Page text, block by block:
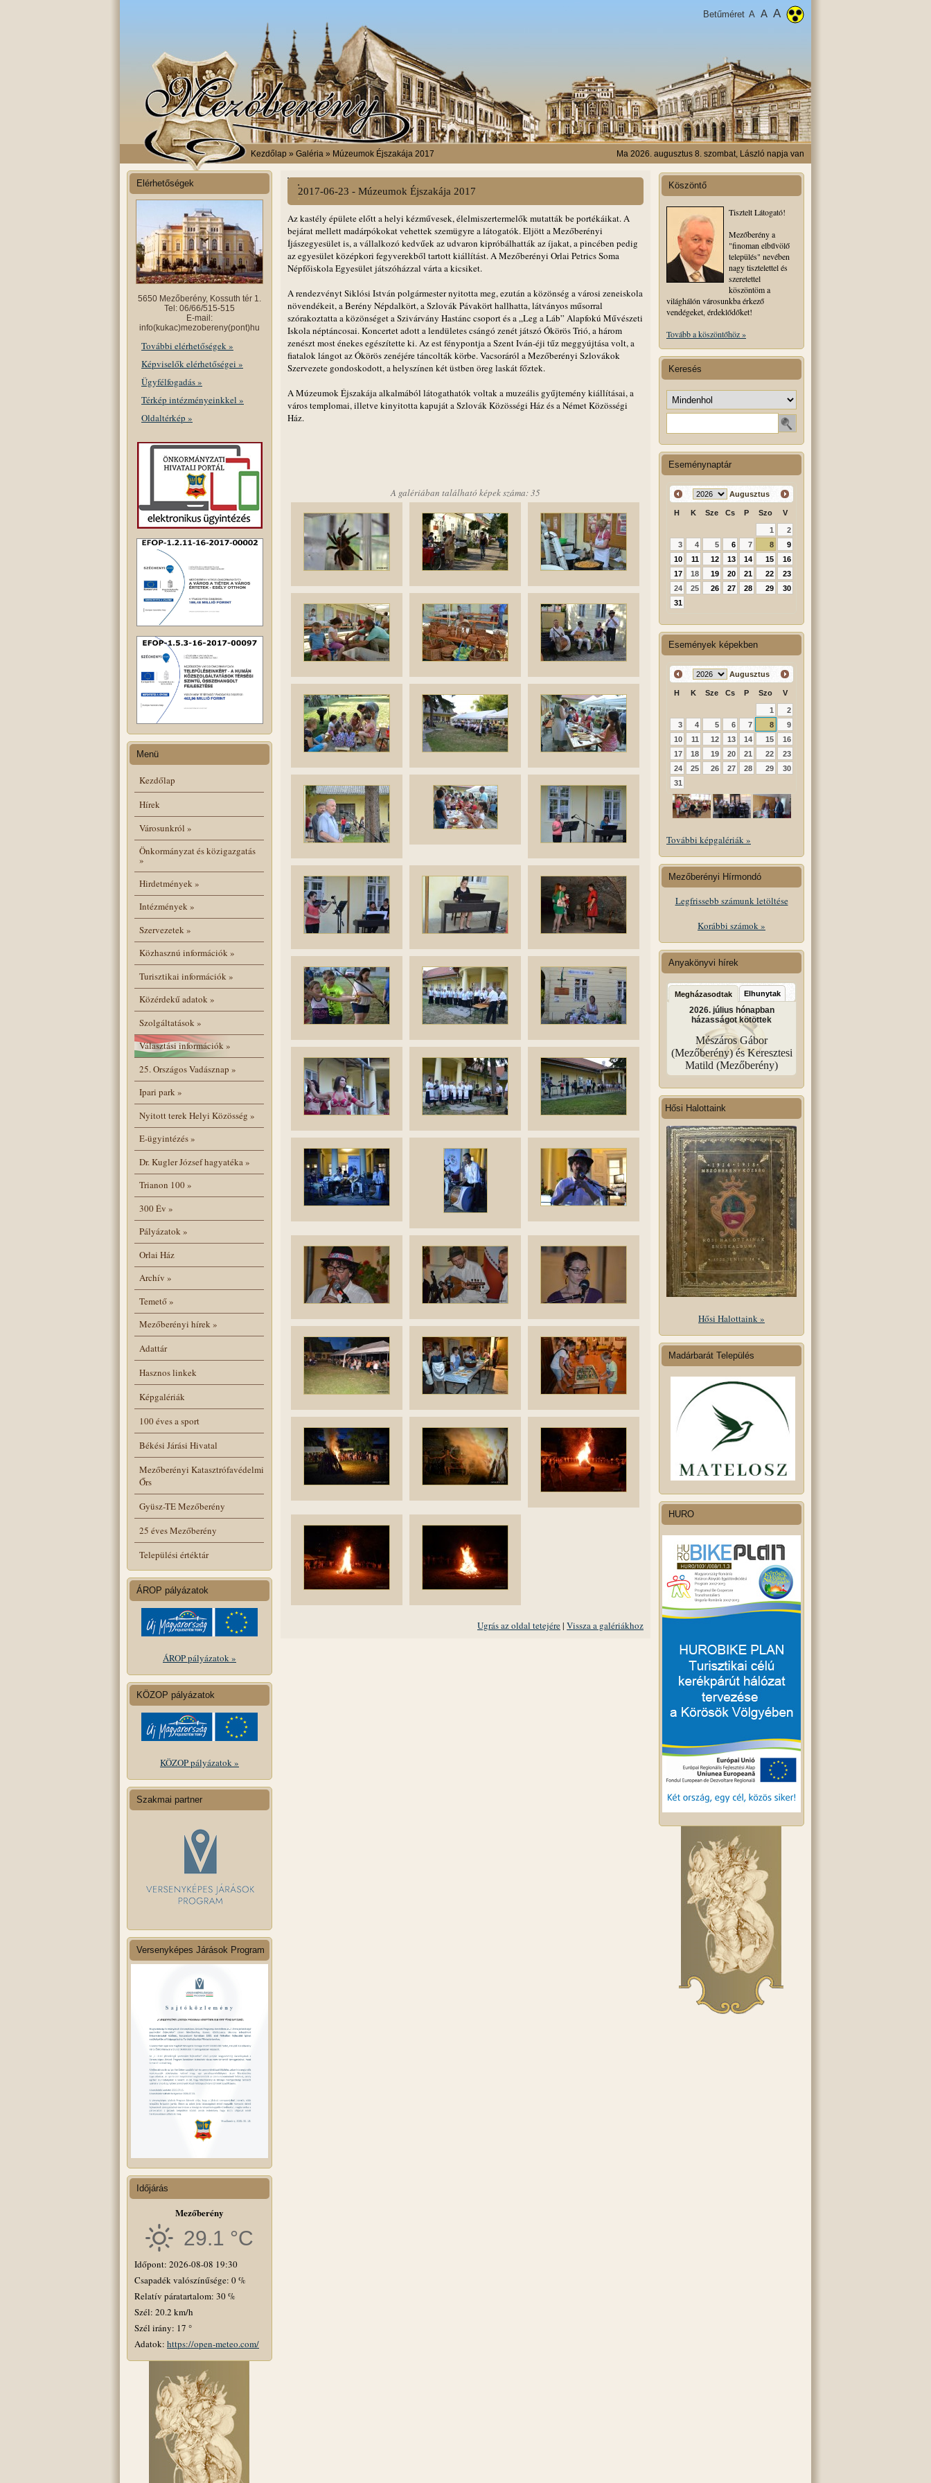
Betűméret A A A
Kezdőlap » Galéria » Múzeumok Éjszakája 2017 Ma 2026. augusztus 8. szombat, László napja van
Elérhetőségek
5650 Mezőberény, Kossuth tér 1.
Tel: 06/66/515-515
E-mail:
info(kukac)mezobereny(pont)hu
További elérhetőségek »
Képviselők elérhetőségei »
Ügyfélfogadás »
Térkép intézményeinkkel »
Oldaltérkép »
Menü
Kezdőlap
Hírek
Városunkról »
Önkormányzat és közigazgatás
»
Hirdetmények»
Intézmények»
Szervezetek»
Közhasznú információk»
Turisztikai információk»
Közérdekű adatok»
Szolgáltatások»
Választási információk»
25. Országos Vadásznap »
Ipari park»
Nyitott terek Helyi Közösség »
E-ügyintézés»
Dr. Kugler József hagyatéka»
Trianon 100»
300 Év »
Pályázatok»
Orlai Ház
Archív »
Temető»
Mezőberényi hírek»
Adattár
Hasznos linkek
Képgalériák
100 éves a sport
Békési Járási Hivatal
Mezőberényi Katasztrófavédelmi
Őrs
Gyüsz-TE Mezőberény
25 éves Mezőberény
Települési értéktár
ÁROP pályázatok
ÁROP pályázatok »
KÖZOP pályázatok
KÖZOP pályázatok »
Szakmai partner
Versenyképes Járások Program
Időjárás
Mezőberény
29.1 °C
Időpont: 2026-08-08 19:30
Csapadék valószínűsége: 0 %
Relatív páratartalom: 30 %
Szél: 20.2 km/h
Szél irány: 17 °
Adatok: https://open-meteo.com/
2017-06-23 - Múzeumok Éjszakája 2017
Az kastély épülete előtt a helyi kézművesek, élelmiszertermelők mutatták be portékáikat. A
bejárat mellett madárpókokat vehettek szemügyre a látogatók. Eljött a Mezőberényi
Íjászegyesület is, a vállalkozó kedvűek az udvaron kipróbálhatták az íjakat, a pincében pedig
az egyesület középkori fegyverekből tartott kiállítást. A Mezőberényi Orlai Petrics Soma
Népfőiskola Egyesület játszóházzal várta a kicsiket.
A rendezvényt Siklósi István polgármester nyitotta meg, ezután a közönség a városi zeneiskola
növendékeit, a Berény Népdalkört, a Szlovák Pávakört hallhatta, látványos műsorral
szórakoztatta a közönséget a Szivárvány Hastánc csoport és a „Leg a Láb” Alapfokú Művészeti
Iskola néptáncosai. Koncertet adott a lendületes csángó zenét játszó Ókörös Trió, a három
zenészt most énekes egészítette ki. Az est fénypontja a Szent Iván-éji tűz meggyújtása volt, a
fiatalok lángot az Ókörös zenéjére táncolták körbe. Vacsoráról a Mezőberényi Szlovákok
Szervezete gondoskodott, a helyszínen két üstben öreg laskát főztek.
A Múzeumok Éjszakája alkalmából látogathatók voltak a muzeális gyűjtemény kiállításai, a
város templomai, illetve kinyitotta kapuját a Szlovák Közösségi Ház és a Német Közösségi
Ház.
A galériában található képek száma: 35
Ugrás az oldal tetejére| Vissza a galériákhoz
Köszöntő
Tisztelt Látogató!
Mezőberény a
"finoman elbűvölő
település" nevében
nagy tisztelettel és
szeretettel
köszöntöm a
világhálón városunkba érkező
vendégeket, érdeklődőket!
Tovább a köszöntőhöz »
Keresés
Keresés helye
Eseménynaptár
Augusztus
H K Sze Cs P Szo V
1
2
3
4 5 6 7 8
9
10
11 12 13 14 15
16
17
18 19 20 21 22
23
24
25 26 27 28 29
30
31
Események képekben
Augusztus
H K Sze Cs P Szo V
1
2
3
4 5 6 7 8
9
10
11 12 13 14 15
16
17
18 19 20 21 22
23
24
25 26 27 28 29
30
31
További képgalériák »
Mezőberényi Hírmondó
Legfrissebb számunk letöltése
Korábbi számok »
Anyakönyvi hírek
Megházasodtak Elhunytak
2026. július hónapban
házasságot kötöttek
Mészáros Gábor
(Mezőberény) és Keresztesi
Matild (Mezőberény)
Hősi Halottaink
Hősi Halottaink »
Madárbarát Település
HURO